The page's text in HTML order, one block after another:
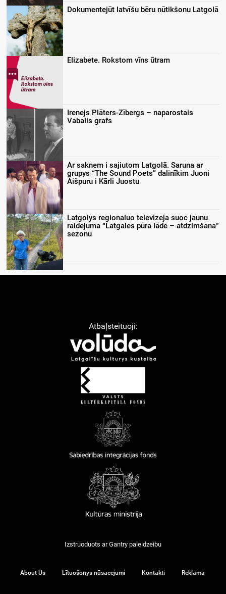
Dokumentejūt latvīšu bēru nūtikšonu Latgolā
Elizabete. Rokstom vīns ūtram
Irenejs Plāters-Zībergs – naparostais
Vabalis grafs
Ar saknem i sajiutom Latgolā. Saruna ar
grupys “The Sound Poets” dalinīkim Juoni
Aišpuru i Kārli Juostu
Latgolys regionaluo televizeja suoc jaunu
raidejuma “Latgales pūra lāde – atdzimšana”
sezonu
Atbaļsteituoji:
Izstruoduots arGantry paleidzeibu
About Us Lītuošonys nūsacejumi Kontakti Reklama